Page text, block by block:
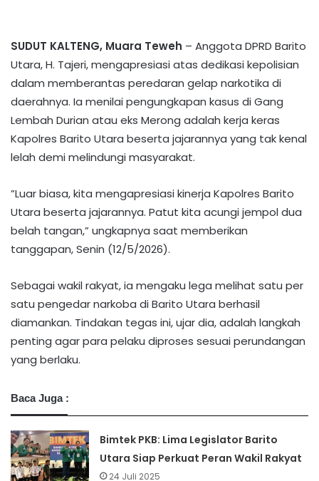
SUDUT KALTENG, Muara Teweh – Anggota DPRD Barito
Utara, H. Tajeri, mengapresiasi atas dedikasi kepolisian
dalam memberantas peredaran gelap narkotika di
daerahnya. Ia menilai pengungkapan kasus di Gang
Lembah Durian atau eks Merong adalah kerja keras
Kapolres Barito Utara beserta jajarannya yang tak kenal
lelah demi melindungi masyarakat.
​”Luar biasa, kita mengapresiasi kinerja Kapolres Barito
Utara beserta jajarannya. Patut kita acungi jempol dua
belah tangan,” ungkapnya saat memberikan
tanggapan, Senin (12/5/2026).
Sebagai wakil rakyat, ia mengaku lega melihat satu per
satu pengedar narkoba di Barito Utara berhasil
diamankan. Tindakan tegas ini, ujar dia, adalah langkah
penting agar para pelaku diproses sesuai perundangan
yang berlaku.
Baca Juga :
Bimtek PKB: Lima Legislator Barito
Utara Siap Perkuat Peran Wakil Rakyat
24 Juli 2025